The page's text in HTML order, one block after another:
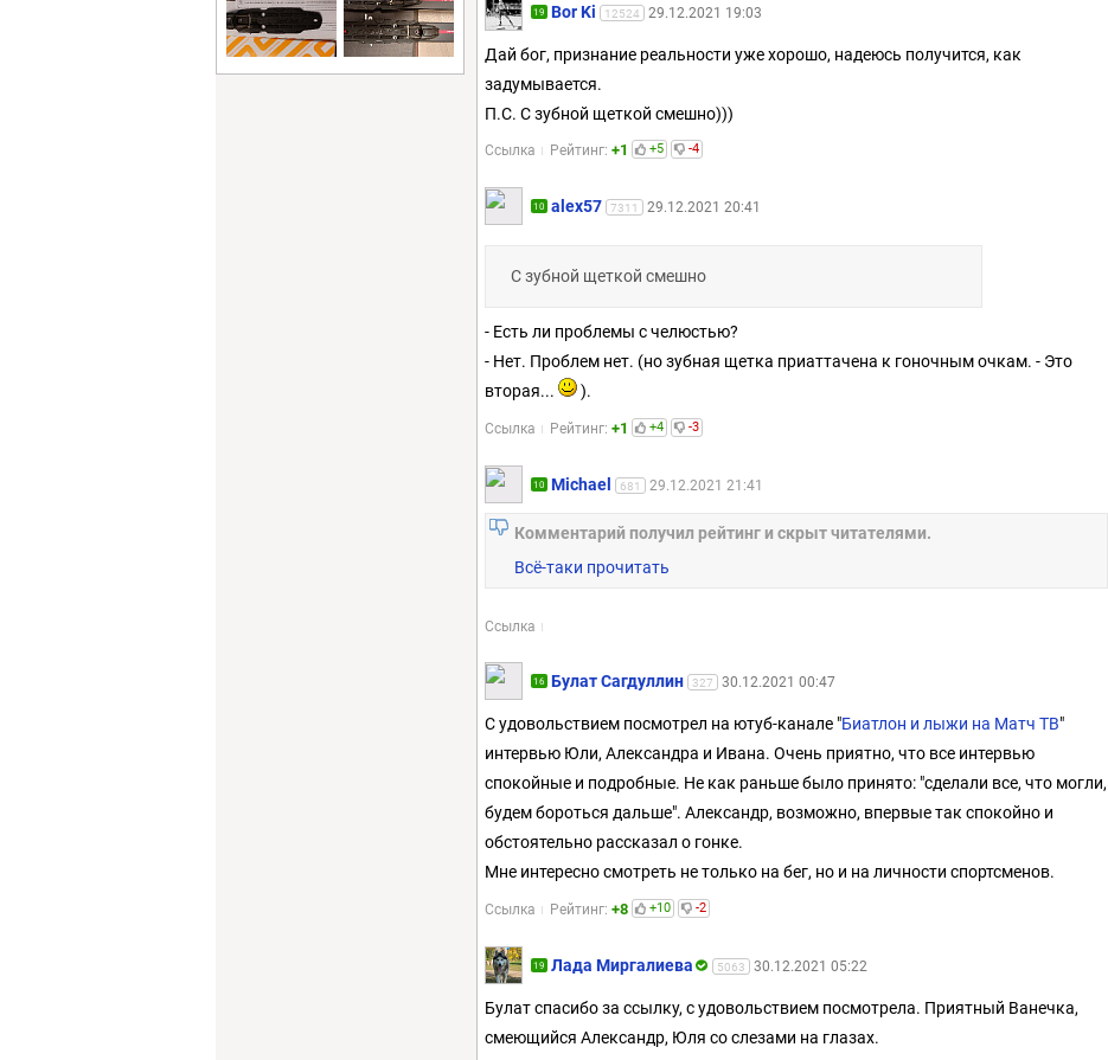
19 Bor Ki 12524 29.12.2021 19:03
Дай бог, признание реальности уже хорошо, надеюсь получится, как
задумывается.
П.С. С зубной щеткой смешно)))
Ссылка Рейтинг: +1 +5 -4
10 alex57 7311 29.12.2021 20:41
С зубной щеткой смешно
- Есть ли проблемы с челюстью?
- Нет. Проблем нет. (но зубная щетка приаттачена к гоночным очкам. - Это
вторая...
).
Ссылка Рейтинг: +1 +4 -3
10 Michael 681 29.12.2021 21:41
Комментарий получил рейтинг и скрыт читателями.
Всё-таки прочитать
Ссылка
16 Булат Сагдуллин 327 30.12.2021 00:47
С удовольствием посмотрел на ютуб-канале "Биатлон и лыжи на Матч ТВ"
интервью Юли, Александра и Ивана. Очень приятно, что все интервью
спокойные и подробные. Не как раньше было принято: "сделали все, что могли,
будем бороться дальше". Александр, возможно, впервые так спокойно и
обстоятельно рассказал о гонке.
Мне интересно смотреть не только на бег, но и на личности спортсменов.
Ссылка Рейтинг: +8 +10 -2
19 Лада Миргалиева 5063 30.12.2021 05:22
Булат спасибо за ссылку, с удовольствием посмотрела. Приятный Ванечка,
смеющийся Александр, Юля со слезами на глазах.